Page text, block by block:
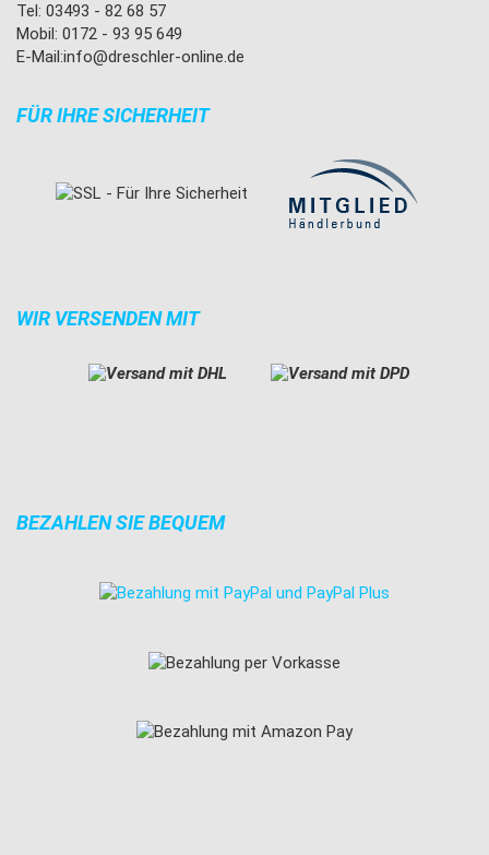
Tel: 03493 - 82 68 57
Mobil: 0172 - 93 95 649
E-Mail:info@dreschler-online.de
FÜR IHRE SICHERHEIT
WIR VERSENDEN MIT
BEZAHLEN SIE BEQUEM